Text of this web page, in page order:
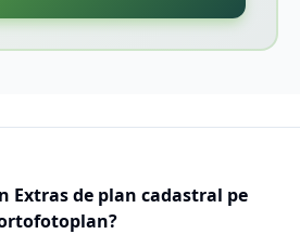
Extras de plan cadastral pe